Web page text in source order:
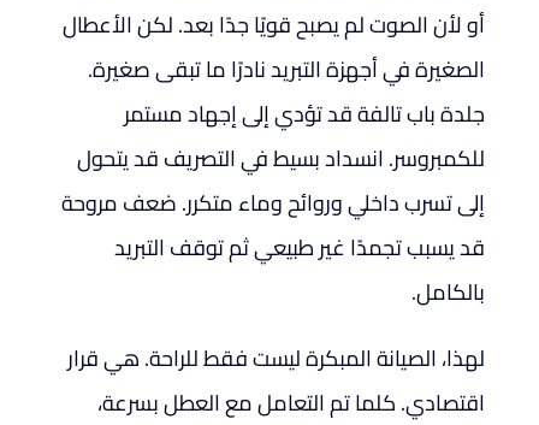
أو لأن الصوت لم يصبح قويًا جدًا بعد. لكن الأعطال
الصغيرة في أجهزة التبريد نادرًا ما تبقى صغيرة.
جلدة باب تالفة قد تؤدي إلى إجهاد مستمر
للكمبروسر. انسداد بسيط في التصريف قد يتحول
إلى تسرب داخلي وروائح وماء متكرر. ضعف مروحة
قد يسبب تجمدًا غير طبيعي ثم توقف التبريد
بالكامل.
لهذا، الصيانة المبكرة ليست فقط للراحة. هي قرار
اقتصادي. كلما تم التعامل مع العطل بسرعة،